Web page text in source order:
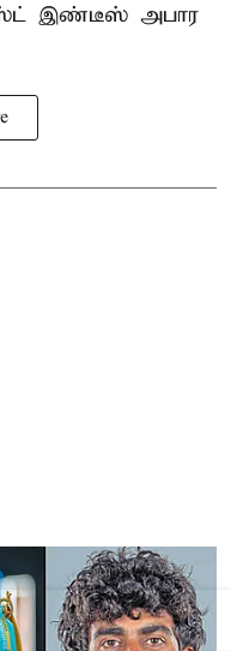
இண்டீஸ் அபார